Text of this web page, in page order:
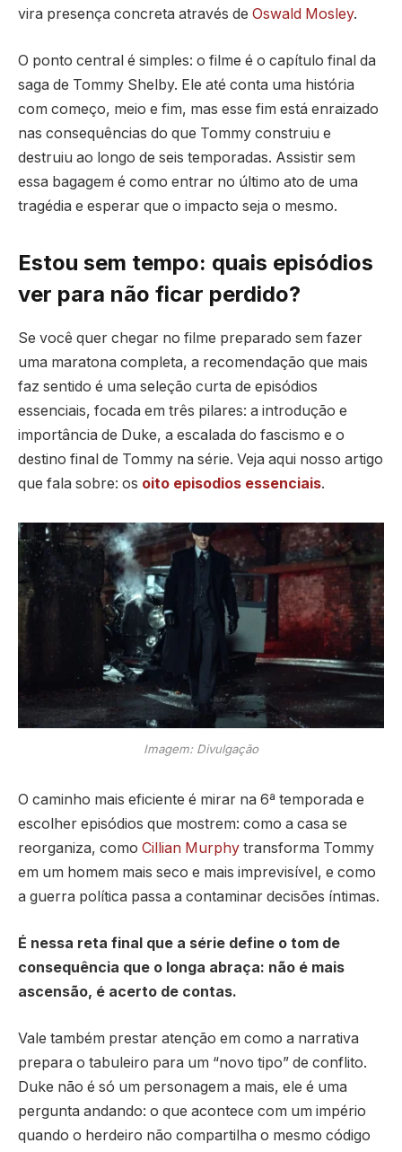
vira presença concreta através de Oswald Mosley.
O ponto central é simples: o filme é o capítulo final da
saga de Tommy Shelby. Ele até conta uma história
com começo, meio e fim, mas esse fim está enraizado
nas consequências do que Tommy construiu e
destruiu ao longo de seis temporadas. Assistir sem
essa bagagem é como entrar no último ato de uma
tragédia e esperar que o impacto seja o mesmo.
Estou sem tempo: quais episódios
ver para não ficar perdido?
Se você quer chegar no filme preparado sem fazer
uma maratona completa, a recomendação que mais
faz sentido é uma seleção curta de episódios
essenciais, focada em três pilares: a introdução e
importância de Duke, a escalada do fascismo e o
destino final de Tommy na série. Veja aqui nosso artigo
que fala sobre: os oito episodios essenciais.
Imagem: Divulgação
O caminho mais eficiente é mirar na 6ª temporada e
escolher episódios que mostrem: como a casa se
reorganiza, como Cillian Murphy transforma Tommy
em um homem mais seco e mais imprevisível, e como
a guerra política passa a contaminar decisões íntimas.
É nessa reta final que a série define o tom de
consequência que o longa abraça: não é mais
ascensão, é acerto de contas.
Vale também prestar atenção em como a narrativa
prepara o tabuleiro para um “novo tipo” de conflito.
Duke não é só um personagem a mais, ele é uma
pergunta andando: o que acontece com um império
quando o herdeiro não compartilha o mesmo código